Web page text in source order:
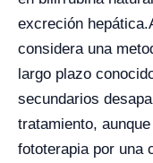
excreción hepática.
considera una
largo plazo
secundarios
tratamiento,
fototerapia por una